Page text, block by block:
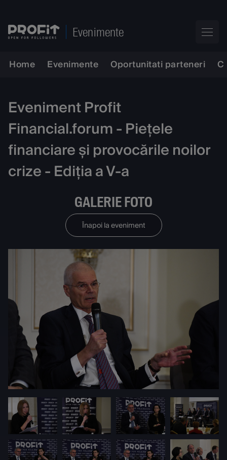
Evenimente
Home Evenimente Oportunitati parteneri
Eveniment Profit
Financial.forum - Piețele
financiare și provocările noilor
crize - Ediția a V-a
GALERIE FOTO
Înapoi la eveniment